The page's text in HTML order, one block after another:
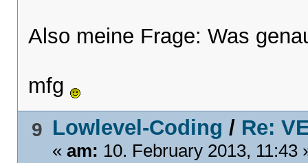
Also meine Frage: Was
mfg
9 Lowlevel-Coding / Re:
«am: 10. February 2013, 11:43